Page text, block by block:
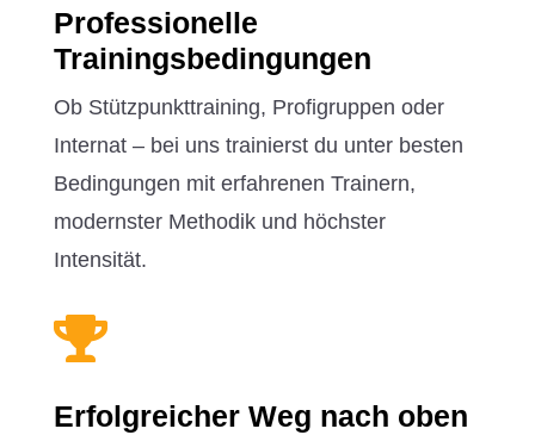
Professionelle
Trainingsbedingungen
Ob Stützpunkttraining, Profigruppen oder
Internat – bei uns trainierst du unter besten
Bedingungen mit erfahrenen Trainern,
modernster Methodik und höchster
Intensität.

Erfolgreicher Weg nach oben